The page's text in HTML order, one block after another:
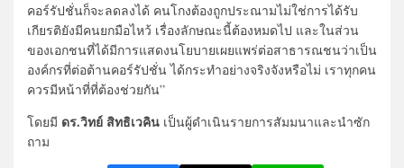
คอร์รัปชั่นก็จะลดลงได้ คนโกงต้องถูกประณามไม่ใช่การได้รับ
เกียรติยังมีคนยกมือไหว้ เรื่องลักษณะนี้ต้องหมดไป และในส่วน
ของเอกชนที่ได้มีการแสดงนโยบายเผยแพร่ต่อสาธารณชนว่าเป็น
องค์กรที่ต่อต้านคอร์รัปชั่น ได้กระทำอย่างจริงจังหรือไม่ เราทุกคน
ควรมีหน้าที่ที่ต้องช่วยกัน”
โดยมี ดร.วิทย์ สิทธิเวคิน เป็นผู้ดำเนินรายการสัมมนาและนำซัก
ถาม